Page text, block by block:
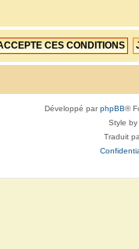
Développé parphpBB®
Style by
Traduit